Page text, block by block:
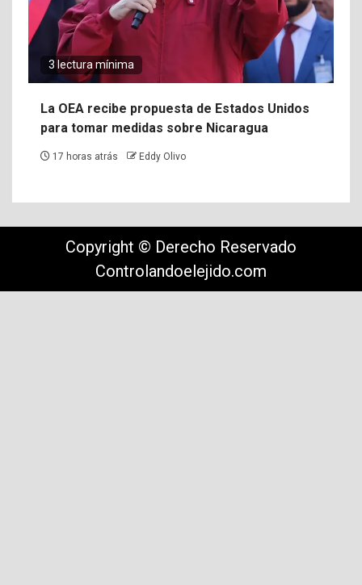
3 lectura mínima
La OEA recibe propuesta de Estados Unidos
para tomar medidas sobre Nicaragua
17 horas atrás Eddy Olivo
Copyright © Derecho Reservado
Controlandoelejido.com